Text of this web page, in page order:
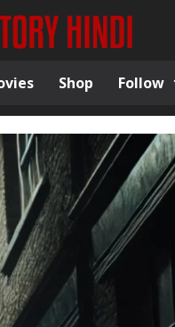
Shop Follow